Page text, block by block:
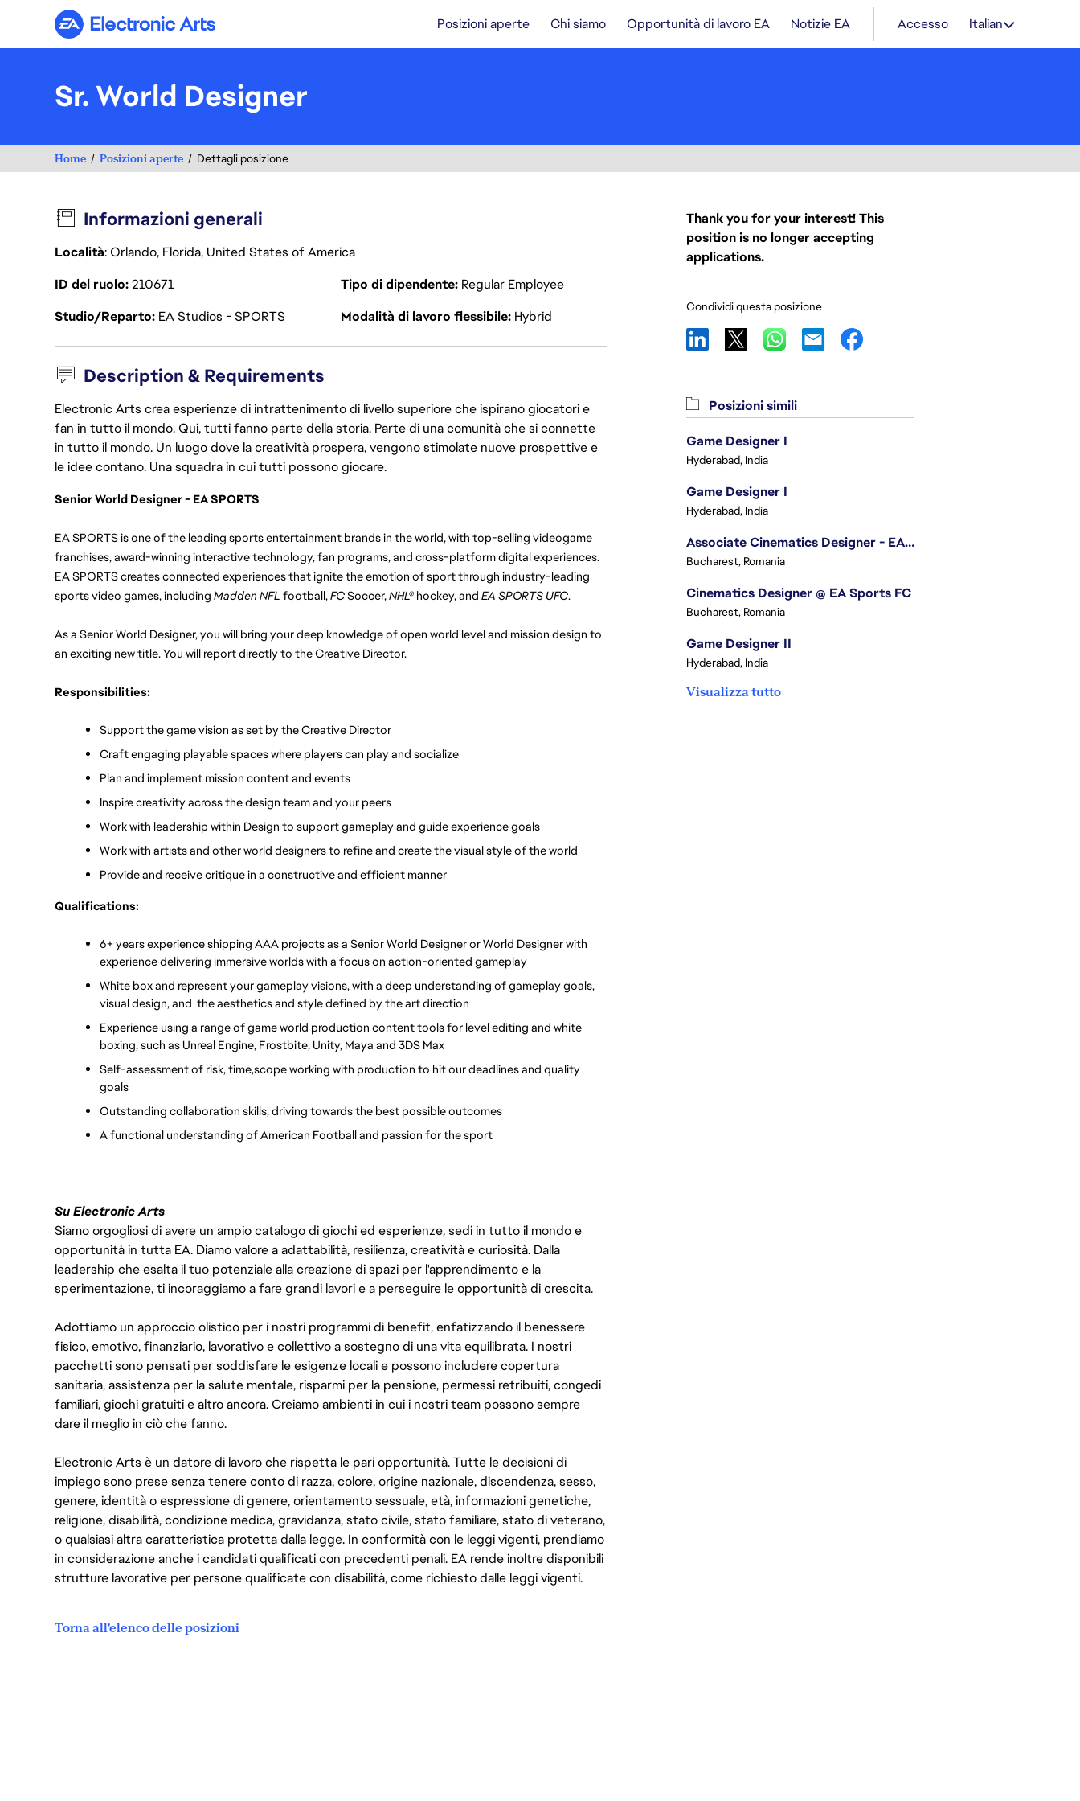
Electronic Arts Posizioni aperte Chi siamo Opportunità di lavoro EA Notizie EA Accesso Italian
Sr. World Designer
Home Posizioni aperte Dettagli posizione
Informazioni generali
Località: Orlando, Florida, United States of America
ID del ruolo210671 Tipo di dipendente Regular Employee
Studio/Reparto EA Studios - SPORTS Modalità di lavoro flessibile Hybrid
Description & Requirements
Electronic Arts crea esperienze di intrattenimento di livello superiore che ispirano giocatori e
fan in tutto il mondo. Qui, tutti fanno parte della storia. Parte di una comunità che si connette
in tutto il mondo. Un luogo dove la creatività prospera, vengono stimolate nuove prospettive e
le idee contano. Una squadra in cui tutti possono giocare.
Senior World Designer - EA SPORTS
EA SPORTS is one of the leading sports entertainment brands in the world, with top-selling videogame
franchises, award-winning interactive technology, fan programs, and cross-platform digital experiences.
EA SPORTS creates connected experiences that ignite the emotion of sport through industry-leading
sports video games, including Madden NFL football, FC Soccer, NHL® hockey, and EA SPORTS UFC.
As a Senior World Designer, you will bring your deep knowledge of open world level and mission design to
an exciting new title. You will report directly to the Creative Director.
Responsibilities:
Support the game vision as set by the Creative Director
Craft engaging playable spaces where players can play and socialize
Plan and implement mission content and events
Inspire creativity across the design team and your peers
Work with leadership within Design to support gameplay and guide experience goals
Work with artists and other world designers to refine and create the visual style of the world
Provide and receive critique in a constructive and efficient manner
Qualifications:
6+ years experience shipping AAA projects as a Senior World Designer or World Designer with
experience delivering immersive worlds with a focus on action-oriented gameplay
White box and represent your gameplay visions, with a deep understanding of gameplay goals,
visual design, and  the aesthetics and style defined by the art direction
Experience using a range of game world production content tools for level editing and white
boxing, such as Unreal Engine, Frostbite, Unity, Maya and 3DS Max
Self-assessment of risk, time,scope working with production to hit our deadlines and quality
goals
Outstanding collaboration skills, driving towards the best possible outcomes
A functional understanding of American Football and passion for the sport
Su Electronic Arts
Siamo orgogliosi di avere un ampio catalogo di giochi ed esperienze, sedi in tutto il mondo e
opportunità in tutta EA. Diamo valore a adattabilità, resilienza, creatività e curiosità. Dalla
leadership che esalta il tuo potenziale alla creazione di spazi per l'apprendimento e la
sperimentazione, ti incoraggiamo a fare grandi lavori e a perseguire le opportunità di crescita.
Adottiamo un approccio olistico per i nostri programmi di benefit, enfatizzando il benessere
fisico, emotivo, finanziario, lavorativo e collettivo a sostegno di una vita equilibrata. I nostri
pacchetti sono pensati per soddisfare le esigenze locali e possono includere copertura
sanitaria, assistenza per la salute mentale, risparmi per la pensione, permessi retribuiti, congedi
familiari, giochi gratuiti e altro ancora. Creiamo ambienti in cui i nostri team possono sempre
dare il meglio in ciò che fanno.
Electronic Arts è un datore di lavoro che rispetta le pari opportunità. Tutte le decisioni di
impiego sono prese senza tenere conto di razza, colore, origine nazionale, discendenza, sesso,
genere, identità o espressione di genere, orientamento sessuale, età, informazioni genetiche,
religione, disabilità, condizione medica, gravidanza, stato civile, stato familiare, stato di veterano,
o qualsiasi altra caratteristica protetta dalla legge. In conformità con le leggi vigenti, prendiamo
in considerazione anche i candidati qualificati con precedenti penali. EA rende inoltre disponibili
strutture lavorative per persone qualificate con disabilità, come richiesto dalle leggi vigenti.
Torna all'elenco delle posizioni
Thank you for your interest! This
position is no longer accepting
applications.
Condividi questa posizione
Posizioni simili
Game Designer I
Hyderabad, India
Game Designer I
Hyderabad, India
Associate Cinematics Designer - EA Sports FC
Bucharest, Romania
Cinematics Designer @ EA Sports FC
Bucharest, Romania
Game Designer II
Hyderabad, India
Visualizza tutto